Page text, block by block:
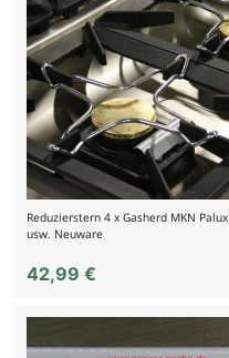
Reduzierstern 4 x Gasherd MKN Palux
usw. Neuware
42,99 €